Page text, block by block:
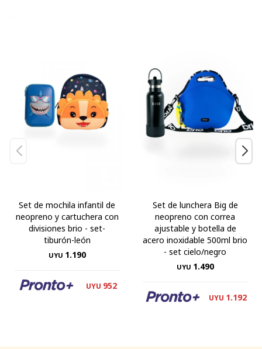
Set de mochila infantil de
neopreno y cartuchera con
divisiones brio - set-
tiburón-león
UYU 1.190
UYU 952
Set de lunchera Big de
neopreno con correa
ajustable y botella de
acero inoxidable 500ml brio
- set cielo/negro
UYU 1.490
UYU 1.192